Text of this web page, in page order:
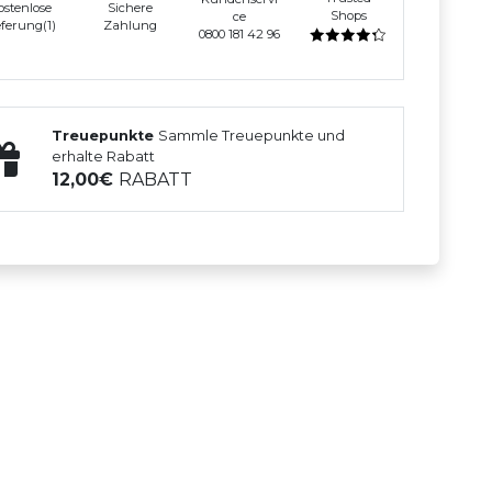
Sichere
Zahlung
ce
0800 181 42 96
Shops
Treuepunkte Sammle Treuepunkte und
erhalte Rabatt
12,00 RABATT